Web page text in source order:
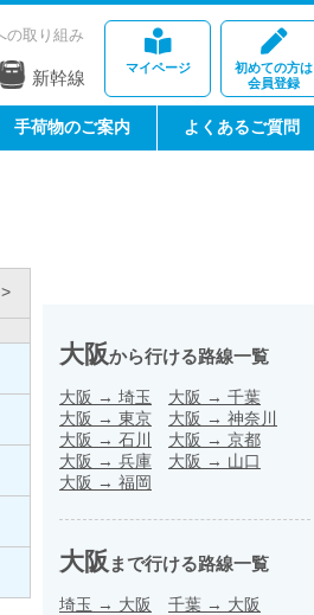
マイページ
初めての方は
会員登録
の取り組み
新幹線
手荷物のご案内 よくあるご質問
大阪から行ける路線一覧
大阪 → 埼玉 大阪 → 千葉
大阪 → 東京 大阪 → 神奈川
大阪 → 石川 大阪 → 京都
大阪 → 兵庫 大阪 → 山口
大阪 → 福岡
大阪 まで行ける路線一覧
埼玉 → 大阪 千葉 → 大阪